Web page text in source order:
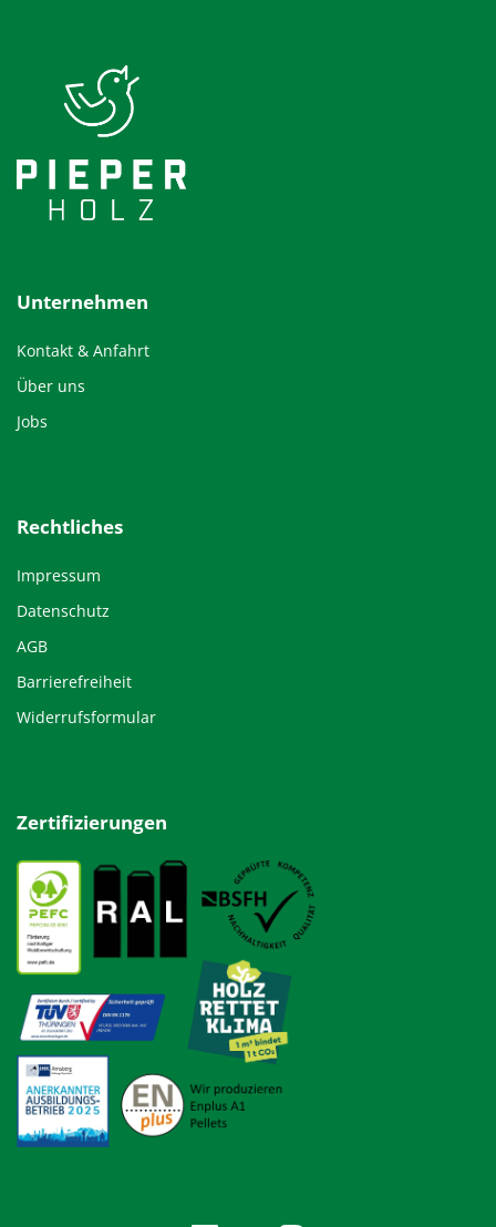
Unternehmen
Kontakt & Anfahrt
Über uns
Jobs
Rechtliches
Impressum
Datenschutz
AGB
Barrierefreiheit
Widerrufsformular
Zertifizierungen